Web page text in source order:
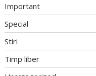
Important
Special
Stiri
Timp liber